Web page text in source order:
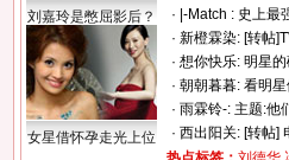
刘嘉玲是憋屈影后？
女星借怀孕走光上位
· |-Match : 史上最
· 新橙霖染: [转帖
· 想你快乐: 明星
· 朝朝暮暮: 看明
· 雨霖铃-: 主题:他
· 西出阳关: [转帖]